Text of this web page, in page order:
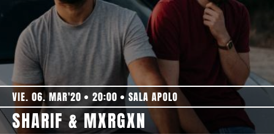
VIE. 06. MAR'20 20:00 SALA APOLO
SHARIF & MXRGXN